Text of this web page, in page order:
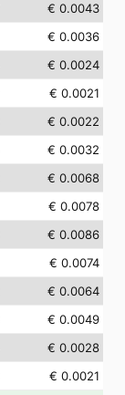
€ 0.0043
€ 0.0036
€ 0.0024
€ 0.0021
€ 0.0022
€ 0.0032
€ 0.0068
€ 0.0078
€ 0.0086
€ 0.0074
€ 0.0064
€ 0.0049
€ 0.0028
€ 0.0021